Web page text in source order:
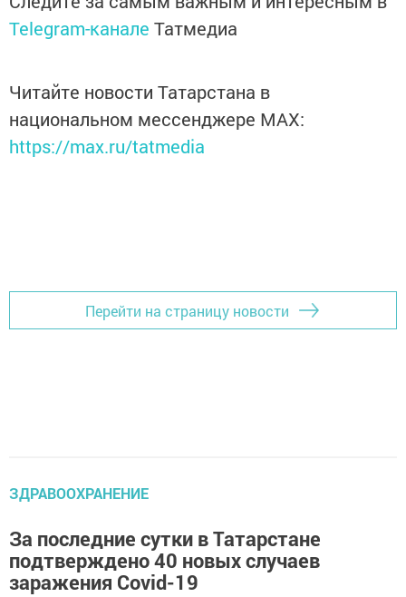
Telegram-канале Татмедиа
Читайте новости Татарстана в
национальном мессенджере MАХ:
https://max.ru/tatmedia
Перейти на страницу новости
ЗДРАВООХРАНЕНИЕ
За последние сутки в Татарстане
подтверждено 40 новых случаев
заражения Covid-19